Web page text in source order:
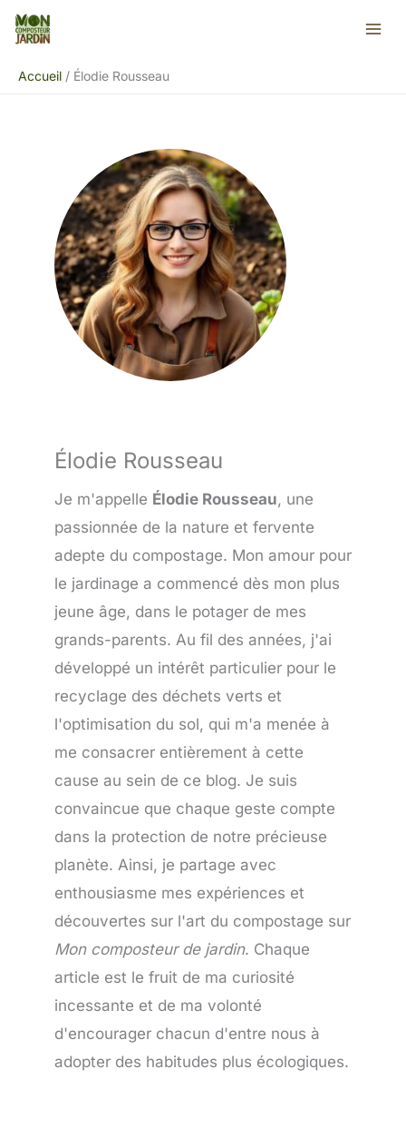
Aller
Accueil
Élodie Rousseau
Élodie Rousseau
Je m'appelle Élodie Rousseau, une
passionnée de la nature et fervente
adepte du compostage. Mon amour pour
le jardinage a commencé dès mon plus
jeune âge, dans le potager de mes
grands-parents. Au fil des années, j'ai
développé un intérêt particulier pour le
recyclage des déchets verts et
l'optimisation du sol, qui m'a menée à
me consacrer entièrement à cette
cause au sein de ce blog. Je suis
convaincue que chaque geste compte
dans la protection de notre précieuse
planète. Ainsi, je partage avec
enthousiasme mes expériences et
découvertes sur l'art du compostage sur
Mon composteur de jardin. Chaque
article est le fruit de ma curiosité
incessante et de ma volonté
d'encourager chacun d'entre nous à
adopter des habitudes plus écologiques.